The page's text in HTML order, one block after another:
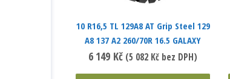
10 R16,5 TL 129A8 AT Grip Steel 129
A8 137 A2 260/70R 16.5 GALAXY
6 149 Kč (5 082 Kč bez DPH)